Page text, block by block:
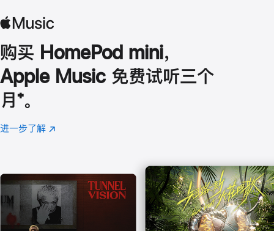
购买 HomePod mini，
Apple Music 免费试听三个
月 脚
注
⁺。
进一步了解 Apple
(在
口
中
打
开)